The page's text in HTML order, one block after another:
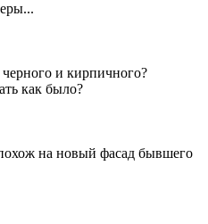
черного и кирпичного?
как было?
на новый фасад бывшего